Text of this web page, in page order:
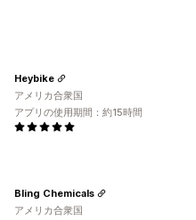
Heybike
アメリカ合衆国
アプリの使用期間：約15時間
Bling Chemicals
アメリカ合衆国